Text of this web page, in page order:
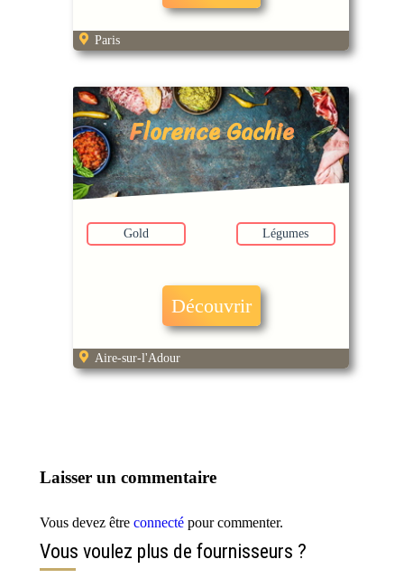
Paris
Florence Gachie
Gold Légumes
Découvrir
Aire-sur-l'Adour
Laisser un commentaire
Vous devez être connecté pour commenter.
Vous voulez plus de fournisseurs ?